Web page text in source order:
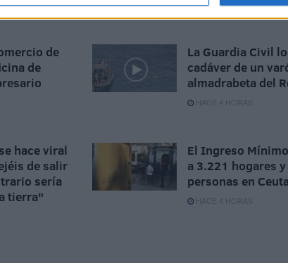
HACE 2 HORAS
de
de
La Guardia Civil
cadáver de un
almadrabeta del
HACE 4 HORAS
hace viral
de salir
sería
tierra"
El Ingreso
a 3.221 hogares
personas en
HACE 4 HORAS